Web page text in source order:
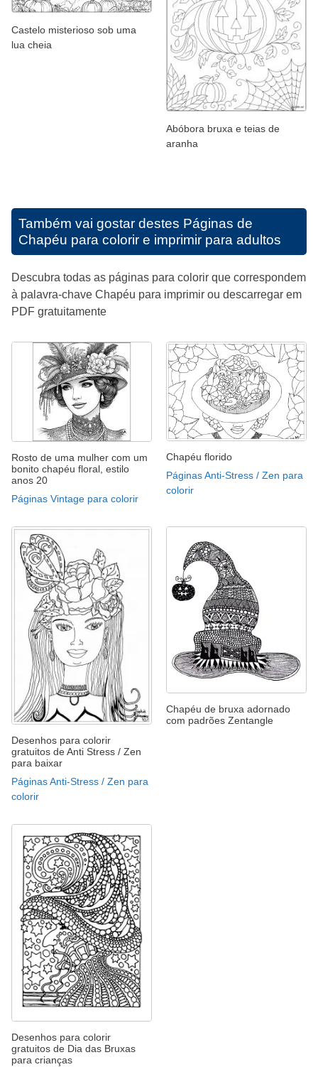
Castelo misterioso sob uma
lua cheia
Abóbora bruxa e teias de
aranha
Também vai gostar destes Páginas de
Chapéu para colorir e imprimir para adultos
Descubra todas as páginas para colorir que correspondem
à palavra-chave Chapéu para imprimir ou descarregar em
PDF gratuitamente
Rosto de uma mulher com um
bonito chapéu floral, estilo
anos 20
Páginas Vintage para colorir
Chapéu florido
Páginas Anti-Stress / Zen para
colorir
Desenhos para colorir
gratuitos de Anti Stress / Zen
para baixar
Páginas Anti-Stress / Zen para
colorir
Chapéu de bruxa adornado
com padrões Zentangle
Desenhos para colorir
gratuitos de Dia das Bruxas
para crianças